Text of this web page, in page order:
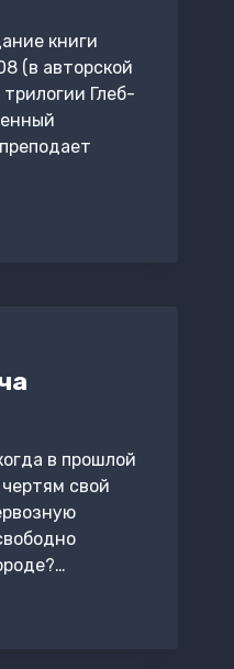
книги
(в авторской
Глеб-
в прошлой
свой